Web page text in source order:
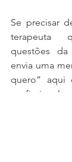
Se precisar
terapeuta
questões da
envia uma
quero”